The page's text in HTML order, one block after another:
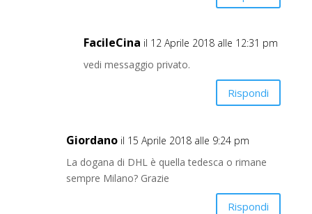
FacileCina il 12 Aprile 2018 alle 12:31 pm
vedi messaggio privato.
Rispondi
Giordano il 15 Aprile 2018 alle 9:24 pm
La dogana di DHL è quella tedesca o rimane
sempre Milano? Grazie
Rispondi